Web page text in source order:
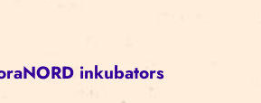
inkubators